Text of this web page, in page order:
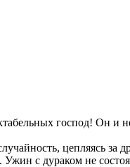
господ! Он и
цепляясь за
с дураком не